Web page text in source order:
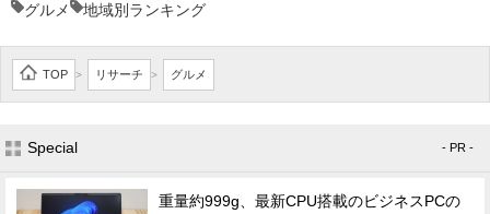
グルメ 地域別ランキング
TOP > リサーチ > グルメ
Special - PR -
重量約999g、最新CPU搭載のビジネスPCの